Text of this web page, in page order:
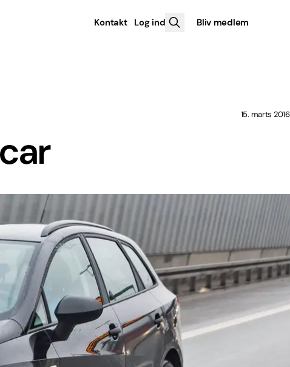
Kontakt Log ind Bliv medlem
15. marts 2016